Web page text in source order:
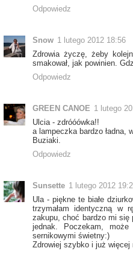
Odpowiedz
Snow 1 lutego 2012 18:56
Zdrowia życzę, żeby
smakował, jak powinien.
Odpowiedz
GREEN CANOE 1 lutego
Ulcia - zdróóówka!!
a lampeczka bardzo ładna,
Buziaki.
Odpowiedz
Sunsette 1 lutego 2012
Ula - piękne te białe
trzymałam identyczną w
zakupu, choć bardzo mi się
jednak. Poczekam, może
sernikowymi świetny:)
Zdrowiej szybko i już więcej